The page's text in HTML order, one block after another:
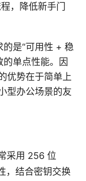
，降低新手门
是“可用性 + 稳
的单点性能。因
优势在于简单上
型办公场景的友
采用 256 位
，结合密钥交换